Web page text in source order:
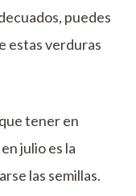
puedes
estas verduras
tener en
julio es la
las semillas.